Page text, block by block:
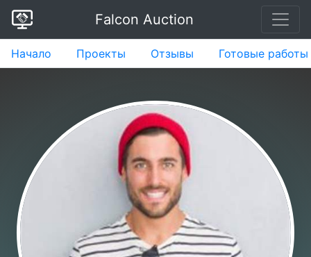
Falcon Auction
Начало Проекты Отзывы Готовые работы